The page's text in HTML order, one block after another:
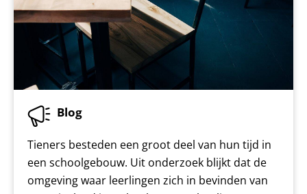
Blog
Tieners besteden een groot deel van hun tijd in
een schoolgebouw. Uit onderzoek blijkt dat de
omgeving waar leerlingen zich in bevinden van